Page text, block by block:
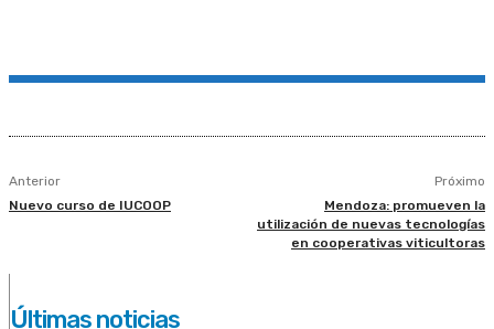
Anterior
Nuevo curso de IUCOOP
Próximo
Mendoza: promueven la
utilización de nuevas tecnologías
en cooperativas viticultoras
Últimas noticias